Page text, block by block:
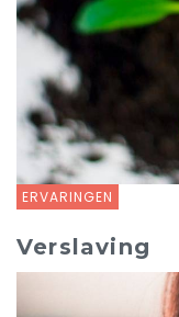
ERVARINGEN
Verslaving